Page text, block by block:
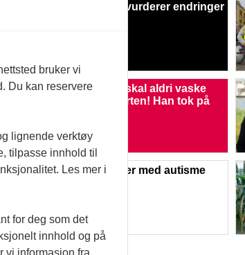
Regjeringen vurderer endringer
– Pappa, jeg skal aldri vaske
denne T-skjorten! Han tok på
Les mer
Her skal elever med autisme
bruker vi
Du kan reservere
lignende verktøy
tilpasse innhold til
Les mer i
for deg som det
innhold og på
vi informasjon fra